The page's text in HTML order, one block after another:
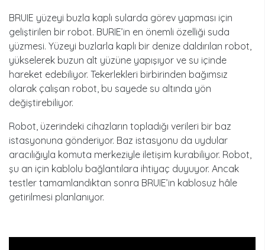
BRUIE yüzeyi buzla kaplı sularda görev yapması için
geliştirilen bir robot. BURIE’in en önemli özelliği suda
yüzmesi. Yüzeyi buzlarla kaplı bir denize daldırılan robot,
yükselerek buzun alt yüzüne yapışıyor ve su içinde
hareket edebiliyor. Tekerlekleri birbirinden bağımsız
olarak çalışan robot, bu sayede su altında yön
değiştirebiliyor.
Robot, üzerindeki cihazların topladığı verileri bir baz
istasyonuna gönderiyor. Baz istasyonu da uydular
aracılığıyla komuta merkeziyle iletişim kurabiliyor. Robot,
şu an için kablolu bağlantılara ihtiyaç duyuyor. Ancak
testler tamamlandıktan sonra BRUIE’in kablosuz hâle
getirilmesi planlanıyor.